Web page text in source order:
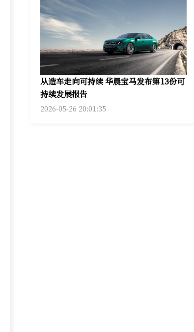
从造车走向可持续 华晨宝马发布第13份可
持续发展报告
2026-05-26 20:01:35